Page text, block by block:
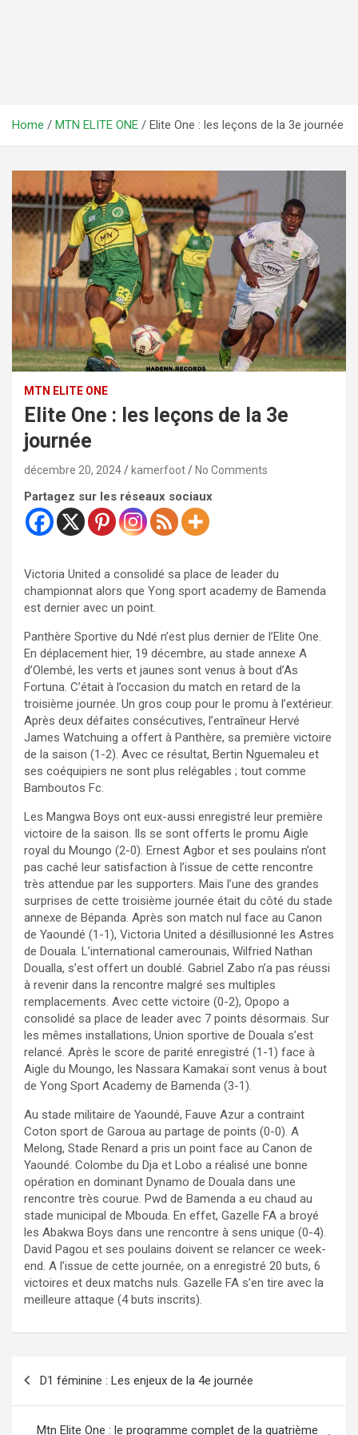
Home MTN ELITE ONE Elite One : les leçons de la 3e journée
MTN ELITE ONE
Elite One : les leçons de la 3e
journée
décembre 20, 2024 kamerfoot No Comments
Partagez sur les réseaux sociaux
Victoria United a consolidé sa place de leader du
championnat alors que Yong sport academy de Bamenda
est dernier avec un point.
Panthère Sportive du Ndé n’est plus dernier de l’Elite One.
En déplacement hier, 19 décembre, au stade annexe A
d’Olembé, les verts et jaunes sont venus à bout d’As
Fortuna. C’était à l’occasion du match en retard de la
troisième journée. Un gros coup pour le promu à l’extérieur.
Après deux défaites consécutives, l’entraîneur Hervé
James Watchuing a offert à Panthère, sa première victoire
de la saison (1-2). Avec ce résultat, Bertin Nguemaleu et
ses coéquipiers ne sont plus relégables ; tout comme
Bamboutos Fc.
Les Mangwa Boys ont eux-aussi enregistré leur première
victoire de la saison. Ils se sont offerts le promu Aigle
royal du Moungo (2-0). Ernest Agbor et ses poulains n’ont
pas caché leur satisfaction à l’issue de cette rencontre
très attendue par les supporters. Mais l’une des grandes
surprises de cette troisième journée était du côté du stade
annexe de Bépanda. Après son match nul face au Canon
de Yaoundé (1-1), Victoria United a désillusionné les Astres
de Douala. L’international camerounais, Wilfried Nathan
Doualla, s’est offert un doublé. Gabriel Zabo n’a pas réussi
à revenir dans la rencontre malgré ses multiples
remplacements. Avec cette victoire (0-2), Opopo a
consolidé sa place de leader avec 7 points désormais. Sur
les mêmes installations, Union sportive de Douala s’est
relancé. Après le score de parité enregistré (1-1) face à
Aigle du Moungo, les Nassara Kamakaï sont venus à bout
de Yong Sport Academy de Bamenda (3-1).
Au stade militaire de Yaoundé, Fauve Azur a contraint
Coton sport de Garoua au partage de points (0-0). A
Melong, Stade Renard a pris un point face au Canon de
Yaoundé. Colombe du Dja et Lobo a réalisé une bonne
opération en dominant Dynamo de Douala dans une
rencontre très courue. Pwd de Bamenda a eu chaud au
stade municipal de Mbouda. En effet, Gazelle FA a broyé
les Abakwa Boys dans une rencontre à sens unique (0-4).
David Pagou et ses poulains doivent se relancer ce week-
end. A l’issue de cette journée, on a enregistré 20 buts, 6
victoires et deux matchs nuls. Gazelle FA s’en tire avec la
meilleure attaque (4 buts inscrits).
D1 féminine : Les enjeux de la 4e journée
Mtn Elite One : le programme complet de la quatrième